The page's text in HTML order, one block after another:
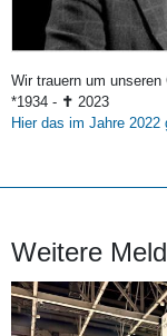
Wir trauern um
*1934 - ✝ 2023
Hier das im Jahre 2022
Weitere